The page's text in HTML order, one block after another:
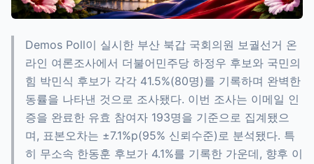
Demos Poll이 실시한 부산 북갑 국회의원 보궐선거 온
라인 여론조사에서 더불어민주당 하정우 후보와 국민의
힘 박민식 후보가 각각 41.5%(80명)를 기록하며 완벽한
동률을 나타낸 것으로 조사됐다. 이번 조사는 이메일 인
증을 완료한 유효 참여자 193명을 기준으로 집계됐으
며, 표본오차는 ±7.1%p(95% 신뢰수준)로 분석됐다. 특
히 무소속 한동훈 후보가 4.1%를 기록한 가운데, 향후 이